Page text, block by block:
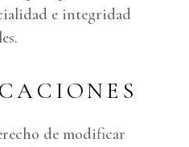
e integridad
de modificar